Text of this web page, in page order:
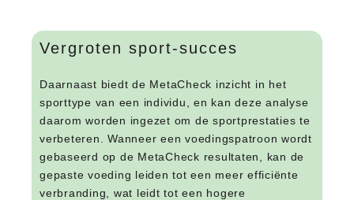
Vergroten sport-succes
Daarnaast biedt de MetaCheck inzicht in het
sporttype van een individu, en kan deze analyse
daarom worden ingezet om de sportprestaties te
verbeteren. Wanneer een voedingspatroon wordt
gebaseerd op de MetaCheck resultaten, kan de
gepaste voeding leiden tot een meer efficiënte
verbranding, wat leidt tot een hogere